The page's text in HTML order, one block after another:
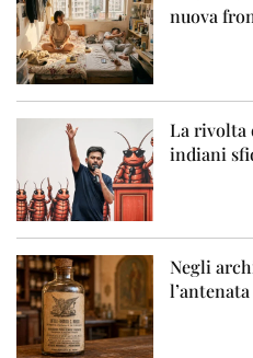
nuova
La rivolta
indiani
Negli